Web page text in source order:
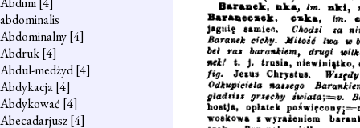
abdominalis
Abdominalny[4]
Abdruk[4]
Abdul-medżyd[4]
Abdykacja[4]
Abdykować [4]
Abecadarjusz[4]